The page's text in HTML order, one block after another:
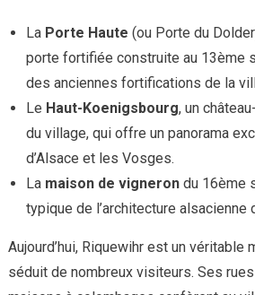
La Porte Haute (ou Porte du
porte fortifiée construite au 13ème
des anciennes fortifications de la
Le Haut-Koenigsbourg, un
du village, qui offre un panorama
d’Alsace et les Vosges.
La maison de vignerondu 16ème
typique de l’architecture alsacienne
Aujourd’hui, Riquewihr est un véritable
séduit de nombreux visiteurs. Ses